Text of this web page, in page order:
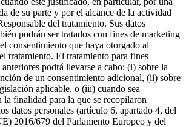
de su parte y por el alcance de la actividad
del tratamiento. Sus datos
podrán ser tratados con fines de marketing
consentimiento que haya otorgado al
tratamiento. El tratamiento para fines
podrá llevarse a cabo: (i) sobre la
de un consentimiento adicional, (ii) sobre
aplicable, o (iii) cuando sea
la finalidad para la que se recopilaron
datos personales (artículo 6, apartado 4, del
2016/679 del Parlamento Europeo y del